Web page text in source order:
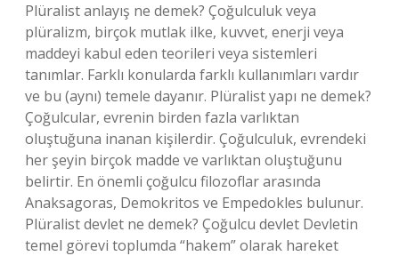
Plüralist anlayış ne demek? Çoğulculuk veya
plüralizm, birçok mutlak ilke, kuvvet, enerji veya
maddeyi kabul eden teorileri veya sistemleri
tanımlar. Farklı konularda farklı kullanımları vardır
ve bu (aynı) temele dayanır. Plüralist yapı ne demek?
Çoğulcular, evrenin birden fazla varlıktan
oluştuğuna inanan kişilerdir. Çoğulculuk, evrendeki
her şeyin birçok madde ve varlıktan oluştuğunu
belirtir. En önemli çoğulcu filozoflar arasında
Anaksagoras, Demokritos ve Empedokles bulunur.
Plüralist devlet ne demek? Çoğulcu devlet Devletin
temel görevi toplumda “hakem” olarak hareket